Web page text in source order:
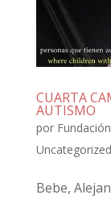
CUARTA
AUTISMO
por
Uncategorized
Bebe,